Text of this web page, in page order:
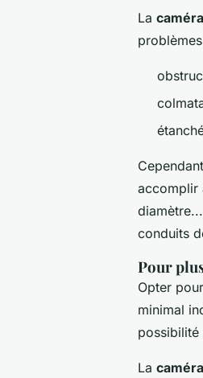
La
accomplir
conduits
Pour
Opter
minimal
possibilité
La